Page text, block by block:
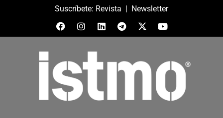
Suscríbete: Revista | Newsletter